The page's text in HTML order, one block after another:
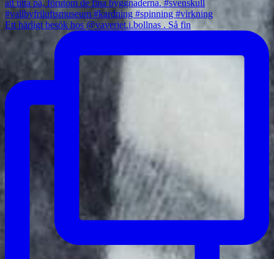
Ett härligt besök hos @vaveriet.i.bollnas . Så fin